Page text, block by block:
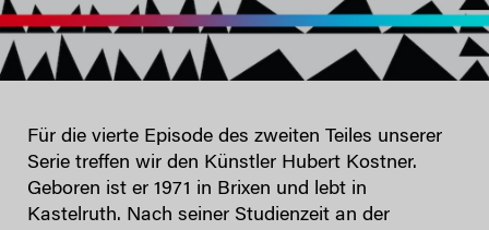
Für die vierte Episode des zweiten Teiles unserer
Serie treffen wir den Künstler Hubert Kostner.
Geboren ist er 1971 in Brixen und lebt in
Kastelruth. Nach seiner Studienzeit an der